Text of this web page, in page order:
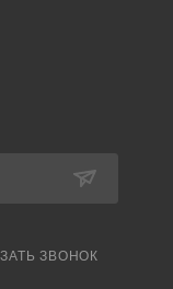
ЗВОНОК